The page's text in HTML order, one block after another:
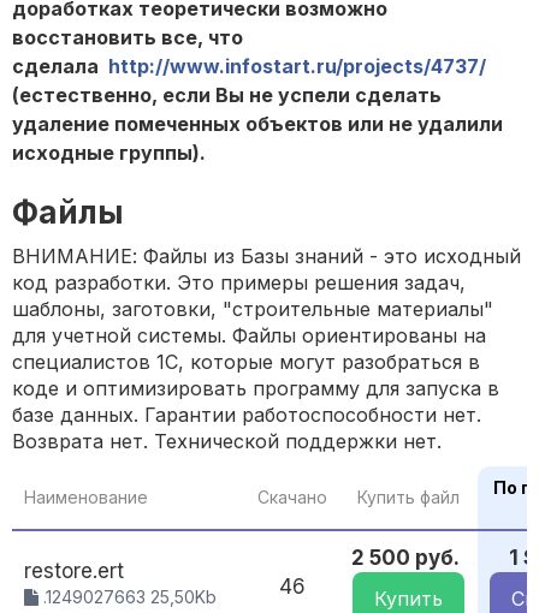
доработках теоретически возможно
восстановить все, что
сделала http://www.infostart.ru/projects/4737/
(естественно, если Вы не успели сделать
удаление помеченных объектов или не удалили
исходные группы).
Файлы
ВНИМАНИЕ: Файлы из Базы знаний - это исходный
код разработки. Это примеры решения задач,
шаблоны, заготовки, "строительные материалы"
для учетной системы. Файлы ориентированы на
специалистов 1С, которые могут разобраться в
коде и оптимизировать программу для запуска в
базе данных. Гарантии работоспособности нет.
Возврата нет. Технической поддержки нет.
Наименование Скачано Купить файл
По
restore.ert
.1249027663 25,50Kb 46
2 500 руб.
Купить
1